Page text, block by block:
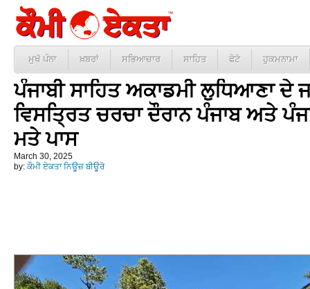
ਮੁਖੱ ਪੰਨਾ ਖ਼ਬਰਾਂ ਸਭਿਆਚਾਰ ਸਾਹਿਤ ਫੋਟੋ ਹੁਕਮਨਾਮਾ
ਪੰਜਾਬੀ ਸਾਹਿਤ ਅਕਾਡਮੀ ਲੁਧਿਆਣਾ ਦੇ
ਵਿਸਤ੍ਰਿਤ ਚਰਚਾ ਦੌਰਾਨ ਪੰਜਾਬ ਅਤੇ
ਮਤੇ ਪਾਸ
March 30, 2025
by: ਕੌਮੀ ਏਕਤਾ ਨਿਊਜ਼ ਬੀਊਰੋ